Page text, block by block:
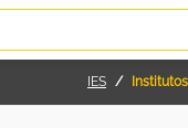
IES